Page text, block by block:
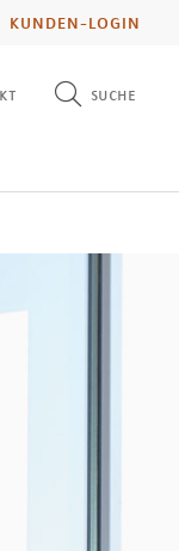
KUNDEN-LOGIN
suche